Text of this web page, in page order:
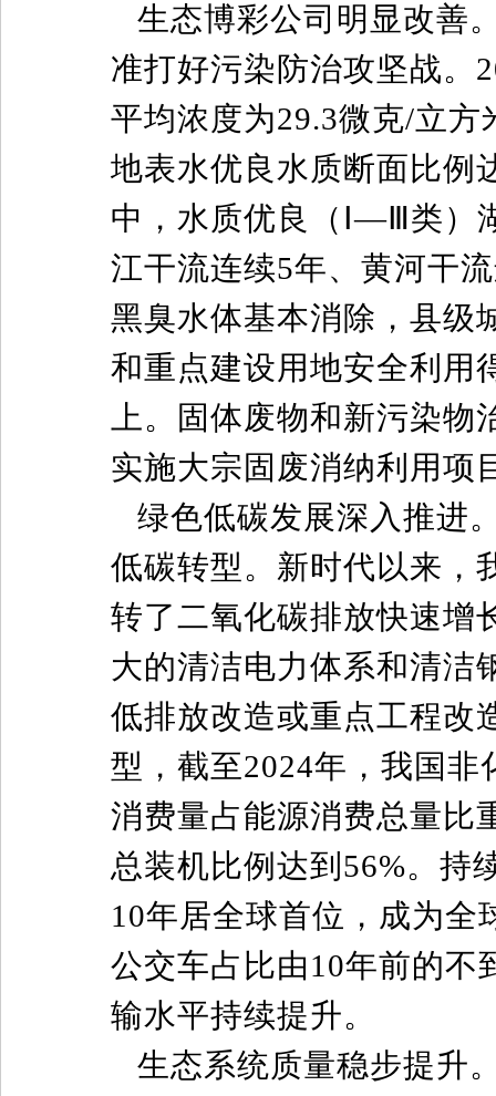
生态博彩公司明显改善
准打好污染防治攻坚战。
平均浓度为29.3微克/立
地表水优良水质断面比例
中，水质优良（Ⅰ—Ⅲ类）
江干流连续5年、黄河干
黑臭水体基本消除，县级
和重点建设用地安全利用
上。固体废物和新污染
实施大宗固废消纳利用项
绿色低碳发展深入推进
低碳转型。新时代以来，
转了二氧化碳排放快速增
大的清洁电力体系和清洁
低排放改造或重点工程改
型，截至2024年，我国
消费量占能源消费总量比
总装机比例达到56%。持
10年居全球首位，成为全
公交车占比由10年前的不
输水平持续提升。
生态系统质量稳步提升